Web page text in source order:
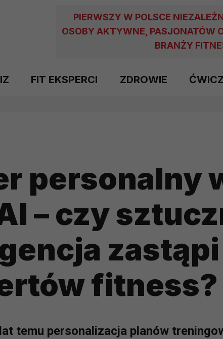
PIERWSZY W POLSCE
OSOBY AKTYWNE, PASJONATÓW
BRANŻY
FIT EKSPERCI ZDROWIE
personalny
– czy
zastąpi
fitness?
temu personalizacja planów